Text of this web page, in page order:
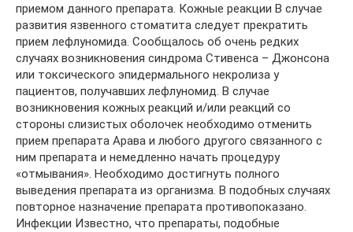
приемом данного препарата. Кожные реакции В случае
развития язвенного стоматита следует прекратить
прием лефлуномида. Сообщалось об очень редких
случаях возникновения синдрома Стивенса – Джонсона
или токсического эпидермального некролиза у
пациентов, получавших лефлуномид. В случае
возникновения кожных реакций и/или реакций со
стороны слизистых оболочек необходимо отменить
прием препарата Арава и любого другого связанного с
ним препарата и немедленно начать процедуру
«отмывания». Необходимо достигнуть полного
выведения препарата из организма. В подобных случаях
повторное назначение препарата противопоказано.
Инфекции Известно, что препараты, подобные